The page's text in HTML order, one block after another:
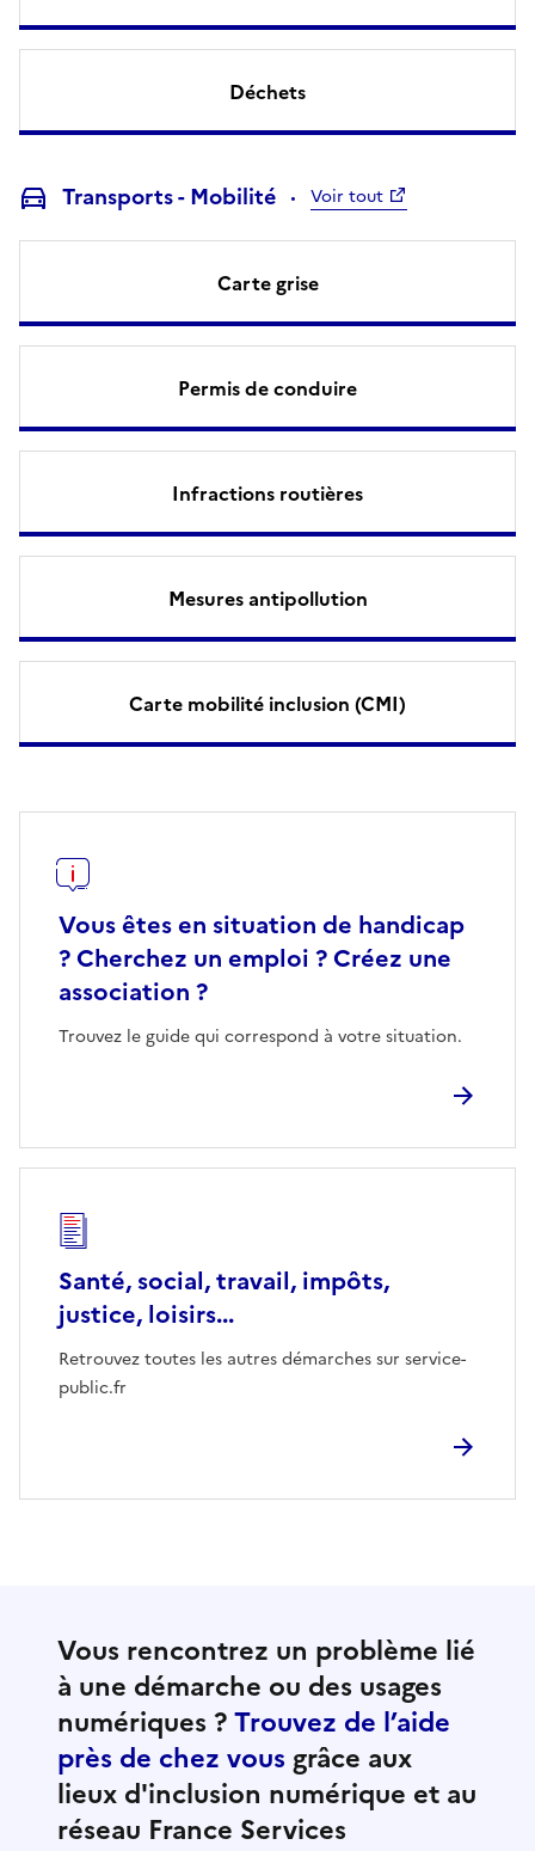
Déchets
Transports - Mobilité Voir tout
Carte grise
Permis de conduire
Infractions routières
Mesures antipollution
Carte mobilité inclusion (CMI)
Vous êtes en situation de handicap
? Cherchez un emploi ? Créez une
association ?
Trouvez le guide qui correspond à votre situation.
Santé, social, travail, impôts,
justice, loisirs...
Retrouvez toutes les autres démarches sur service-
public.fr
Vous rencontrez un problème lié
à une démarche ou des usages
numériques ?Trouvez de l’aide
près de chez vous grâce aux
lieux d'inclusion numérique et au
réseau France Services